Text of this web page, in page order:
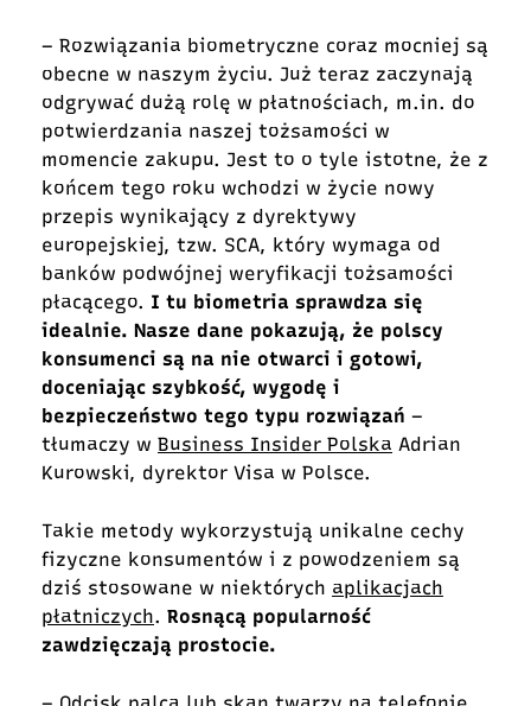
– Rozwiązania biometryczne coraz mocniej są
obecne w naszym życiu. Już teraz zaczynają
odgrywać dużą rolę w płatnościach, m.in. do
potwierdzania naszej tożsamości w
momencie zakupu. Jest to o tyle istotne, że z
końcem tego roku wchodzi w życie nowy
przepis wynikający z dyrektywy
europejskiej, tzw. SCA, który wymaga od
banków podwójnej weryfikacji tożsamości
płacącego. I tu biometria sprawdza się
idealnie. Nasze dane pokazują, że polscy
konsumenci są na nie otwarci i gotowi,
doceniając szybkość, wygodę i
bezpieczeństwo tego typu rozwiązań –
tłumaczy w Business Insider Polska Adrian
Kurowski, dyrektor Visa w Polsce.
Takie metody wykorzystują unikalne cechy
fizyczne konsumentów i z powodzeniem są
dziś stosowane w niektórych aplikacjach
płatniczych. Rosnącą popularność
zawdzięczają prostocie.